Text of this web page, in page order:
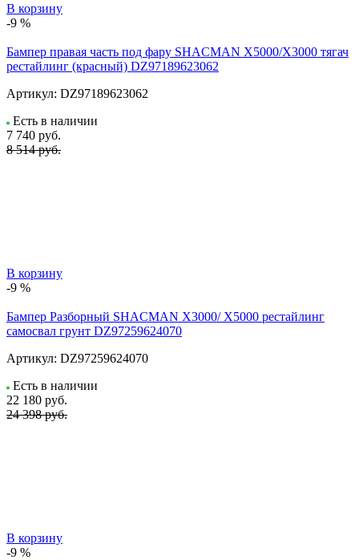
В корзину
-9 %
Бампер правая часть под фару SHACMAN X5000/X3000 тягач
рестайлинг (красный) DZ97189623062
Артикул: DZ97189623062
Есть в наличии
7 740 руб.
8 514 руб.
В корзину
-9 %
Бампер Разборный SHACMAN X3000/ X5000 рестайлинг
самосвал грунт DZ97259624070
Артикул: DZ97259624070
Есть в наличии
22 180 руб.
24 398 руб.
В корзину
-9 %